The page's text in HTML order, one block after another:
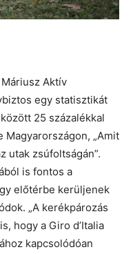
Aktív
egy statisztikát
25 százalékkal
„Amit
utak zsúfoltságán”.
is fontos a
előtérbe kerüljenek
„A kerékpározás
hogy a Giro d’Italia
kapcsolódóan